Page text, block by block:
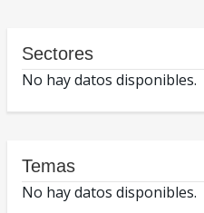
Sectores
No hay datos disponibles.
Temas
No hay datos disponibles.